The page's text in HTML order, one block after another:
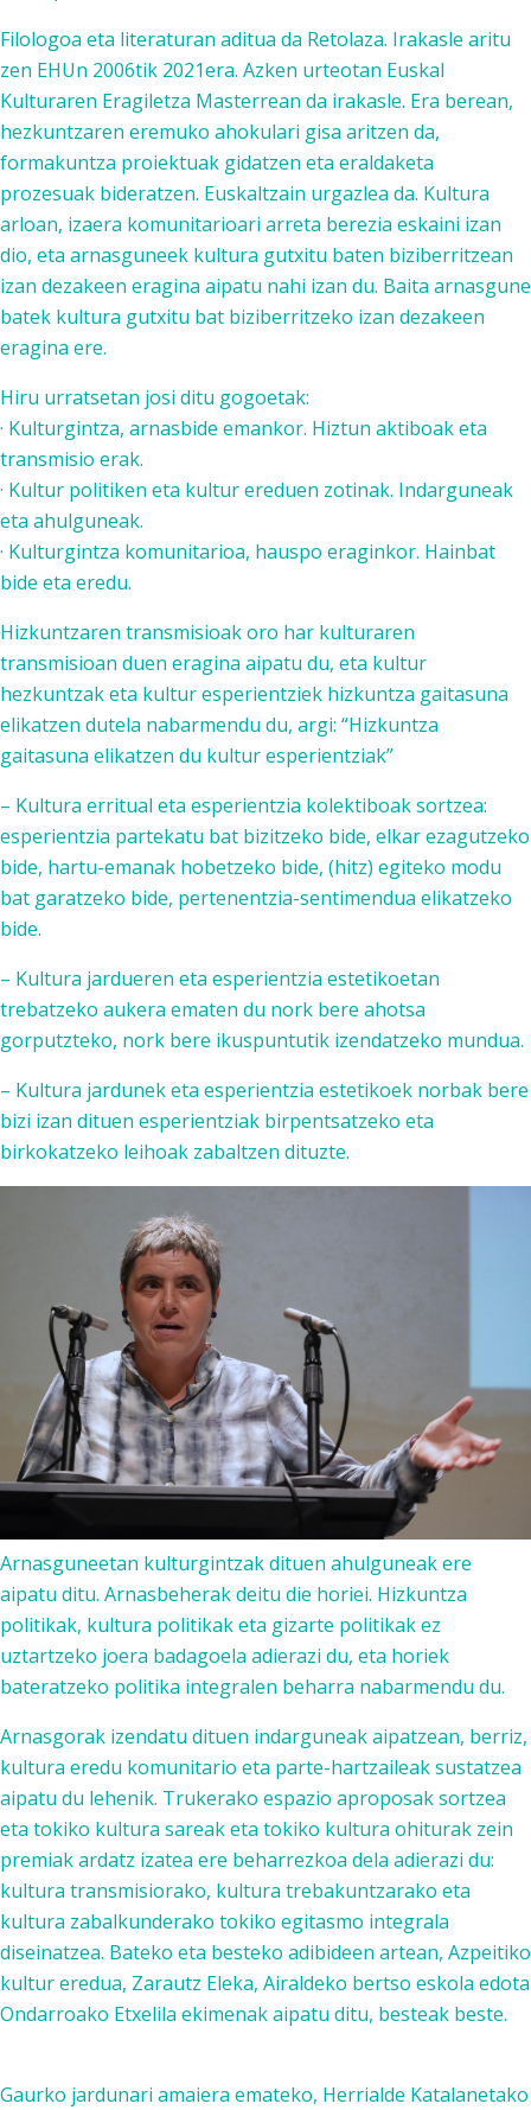
Filologoa eta literaturan aditua da Retolaza. Irakasle aritu
zen EHUn 2006tik 2021era. Azken urteotan Euskal
Kulturaren Eragiletza Masterrean da irakasle. Era berean,
hezkuntzaren eremuko ahokulari gisa aritzen da,
formakuntza proiektuak gidatzen eta eraldaketa
prozesuak bideratzen. Euskaltzain urgazlea da. Kultura
arloan, izaera komunitarioari arreta berezia eskaini izan
dio, eta arnasguneek kultura gutxitu baten biziberritzean
izan dezakeen eragina aipatu nahi izan du. Baita arnasgune
batek kultura gutxitu bat biziberritzeko izan dezakeen
eragina ere.
Hiru urratsetan josi ditu gogoetak:
· Kulturgintza, arnasbide emankor. Hiztun aktiboak eta
transmisio erak.
· Kultur politiken eta kultur ereduen zotinak. Indarguneak
eta ahulguneak.
· Kulturgintza komunitarioa, hauspo eraginkor. Hainbat
bide eta eredu.
Hizkuntzaren transmisioak oro har kulturaren
transmisioan duen eragina aipatu du, eta kultur
hezkuntzak eta kultur esperientziek hizkuntza gaitasuna
elikatzen dutela nabarmendu du, argi: “Hizkuntza
gaitasuna elikatzen du kultur esperientziak”
– Kultura erritual eta esperientzia kolektiboak sortzea:
esperientzia partekatu bat bizitzeko bide, elkar ezagutzeko
bide, hartu-emanak hobetzeko bide, (hitz) egiteko modu
bat garatzeko bide, pertenentzia-sentimendua elikatzeko
bide.
– Kultura jardueren eta esperientzia estetikoetan
trebatzeko aukera ematen du nork bere ahotsa
gorputzteko, nork bere ikuspuntutik izendatzeko mundua.
– Kultura jardunek eta esperientzia estetikoek norbak bere
bizi izan dituen esperientziak birpentsatzeko eta
birkokatzeko leihoak zabaltzen dituzte.
Arnasguneetan kulturgintzak dituen ahulguneak ere
aipatu ditu. Arnasbeherak deitu die horiei. Hizkuntza
politikak, kultura politikak eta gizarte politikak ez
uztartzeko joera badagoela adierazi du, eta horiek
bateratzeko politika integralen beharra nabarmendu du.
Arnasgorak izendatu dituen indarguneak aipatzean, berriz,
kultura eredu komunitario eta parte-hartzaileak sustatzea
aipatu du lehenik. Trukerako espazio aproposak sortzea
eta tokiko kultura sareak eta tokiko kultura ohiturak zein
premiak ardatz izatea ere beharrezkoa dela adierazi du:
kultura transmisiorako, kultura trebakuntzarako eta
kultura zabalkunderako tokiko egitasmo integrala
diseinatzea. Bateko eta besteko adibideen artean, Azpeitiko
kultur eredua, Zarautz Eleka, Airaldeko bertso eskola edota
Ondarroako Etxelila ekimenak aipatu ditu, besteak beste.
Gaurko jardunari amaiera emateko, Herrialde Katalanetako